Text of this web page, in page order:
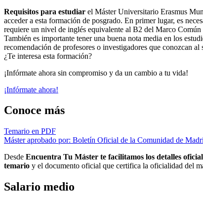
Requisitos para estudiar el Máster Universitario Erasmus
acceder a esta formación de posgrado. En primer lugar, es
requiere un nivel de inglés equivalente al B2 del Marco
También es importante tener una buena nota media en los
recomendación de profesores o investigadores que conozcan
¿Te interesa esta formación?
¡Infórmate ahora sin compromiso y da un cambio a tu vida!
¡Infórmate ahora!
Conoce más
Temario en PDF
Máster aprobado por: Boletín Oficial de la Comunidad de
Desde Encuentra Tu Máster te facilitamos los detalles
temario y el documento oficial que certifica la oficialidad del
Salario medio